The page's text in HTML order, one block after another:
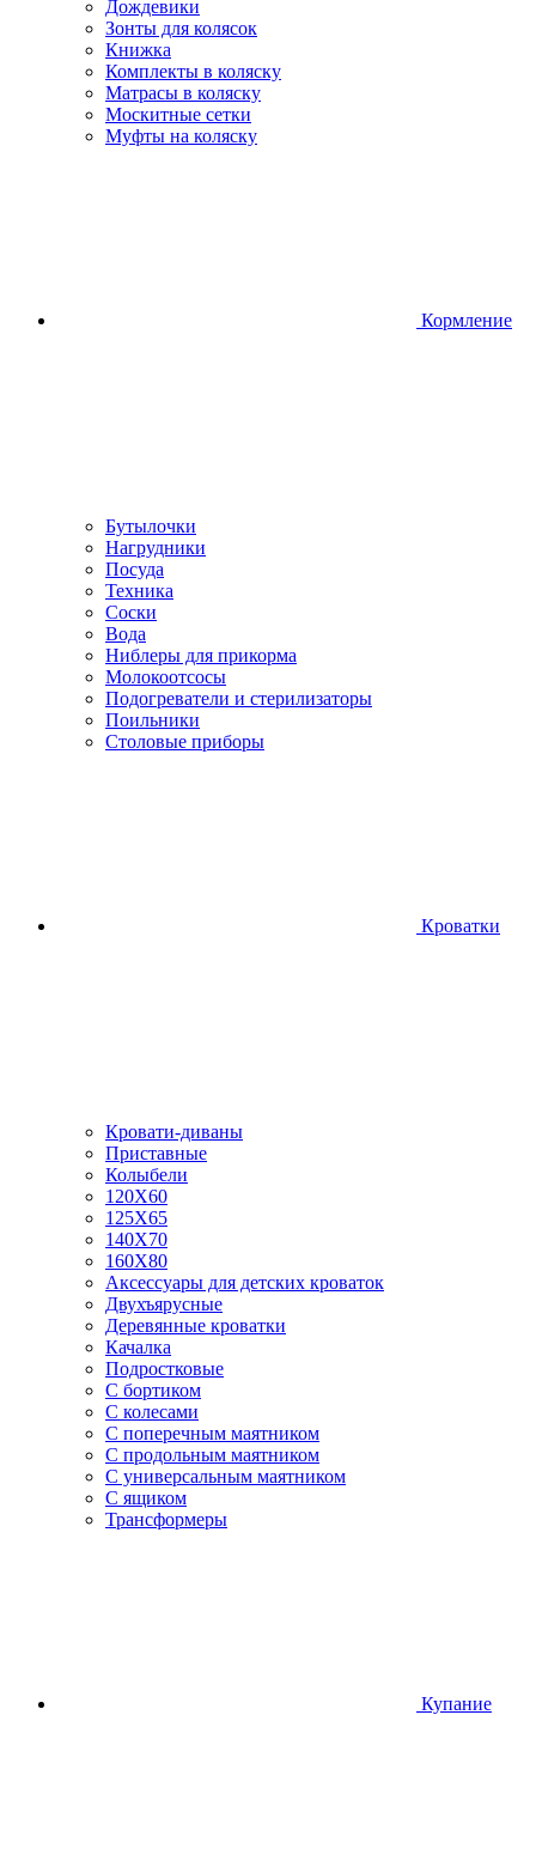
Дождевики
Зонты для колясок
Книжка
Комплекты в коляску
Матрасы в коляску
Москитные сетки
Муфты на коляску
Кормление
Бутылочки
Нагрудники
Посуда
Техника
Соски
Вода
Ниблеры для прикорма
Молокоотсосы
Подогреватели и стерилизаторы
Поильники
Столовые приборы
Кроватки
Кровати-диваны
Приставные
Колыбели
120Х60
125X65
140Х70
160Х80
Аксессуары для детских кроваток
Двухъярусные
Деревянные кроватки
Качалка
Подростковые
С бортиком
С колесами
С поперечным маятником
С продольным маятником
С универсальным маятником
С ящиком
Трансформеры
Купание